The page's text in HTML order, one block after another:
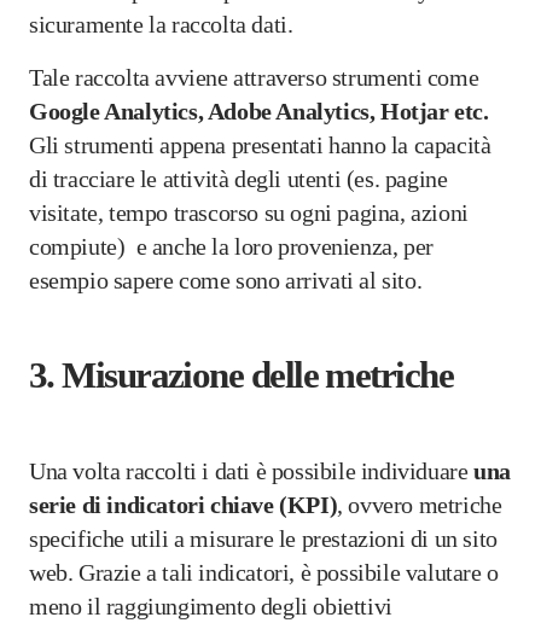
sicuramente la raccolta dati.
Tale raccolta avviene attraverso strumenti come
Google Analytics, Adobe Analytics, Hotjar etc.
Gli strumenti appena presentati hanno la capacità
di tracciare le attività degli utenti (es. pagine
visitate, tempo trascorso su ogni pagina, azioni
compiute) e anche la loro provenienza, per
esempio sapere come sono arrivati al sito.
3. Misurazione delle metriche
Una volta raccolti i dati è possibile individuareuna
serie di indicatori chiave (KPI), ovvero metriche
specifiche utili a misurare le prestazioni di un sito
web. Grazie a tali indicatori, è possibile valutare o
meno il raggiungimento degli obiettivi